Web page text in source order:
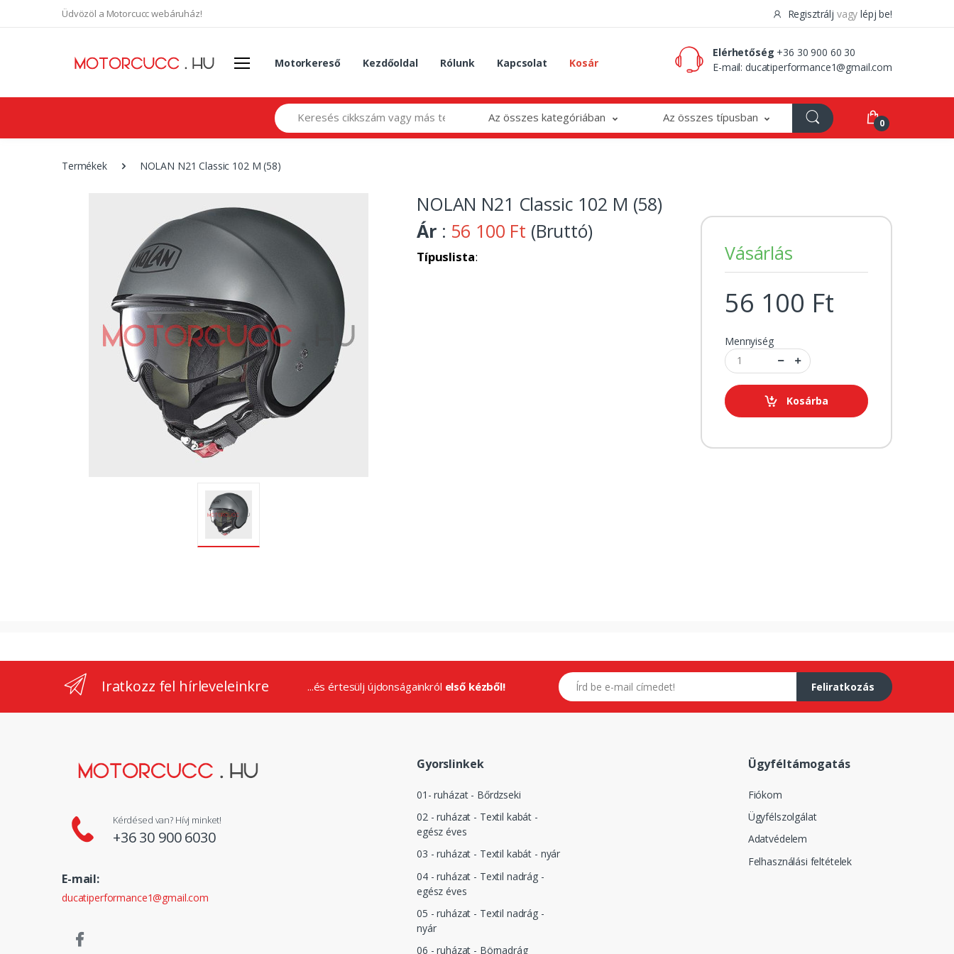
Üdvözöl a Motorcucc webáruház! Regisztrálj vagy lépj be!
Motorkereső Kezdőoldal Rólunk Kapcsolat Kosár
Elérhetőség +36 30 900 60 30
E-mail:ducatiperformance1@gmail.com
Search Az összes kategóriában Az összes típusban 0
Termékek NOLAN N21 Classic 102 M (58)
NOLAN N21 Classic 102 M (58)
Ár : 56 100 Ft (Bruttó)
Típuslista: Vásárlás
56 100 Ft
Mennyiség
Kosárba
Iratkozz fel hírleveleinkre ...és értesülj újdonságainkról első kézből!
E-mail címed
Feliratkozás
Kérdésed van? Hívj minket!
+36 30 900 6030
E-mail:
ducatiperformance1@gmail.com
Gyorslinkek
01- ruházat - Bőrdzseki
02 - ruházat - Textil kabát -
egész éves
03 - ruházat - Textil kabát - nyár
04 - ruházat - Textil nadrág -
egész éves
05 - ruházat - Textil nadrág -
nyár
06 - ruházat - Börnadrág
Ügyféltámogatás
Fiókom
Ügyfélszolgálat
Adatvédelem
Felhasználási feltételek